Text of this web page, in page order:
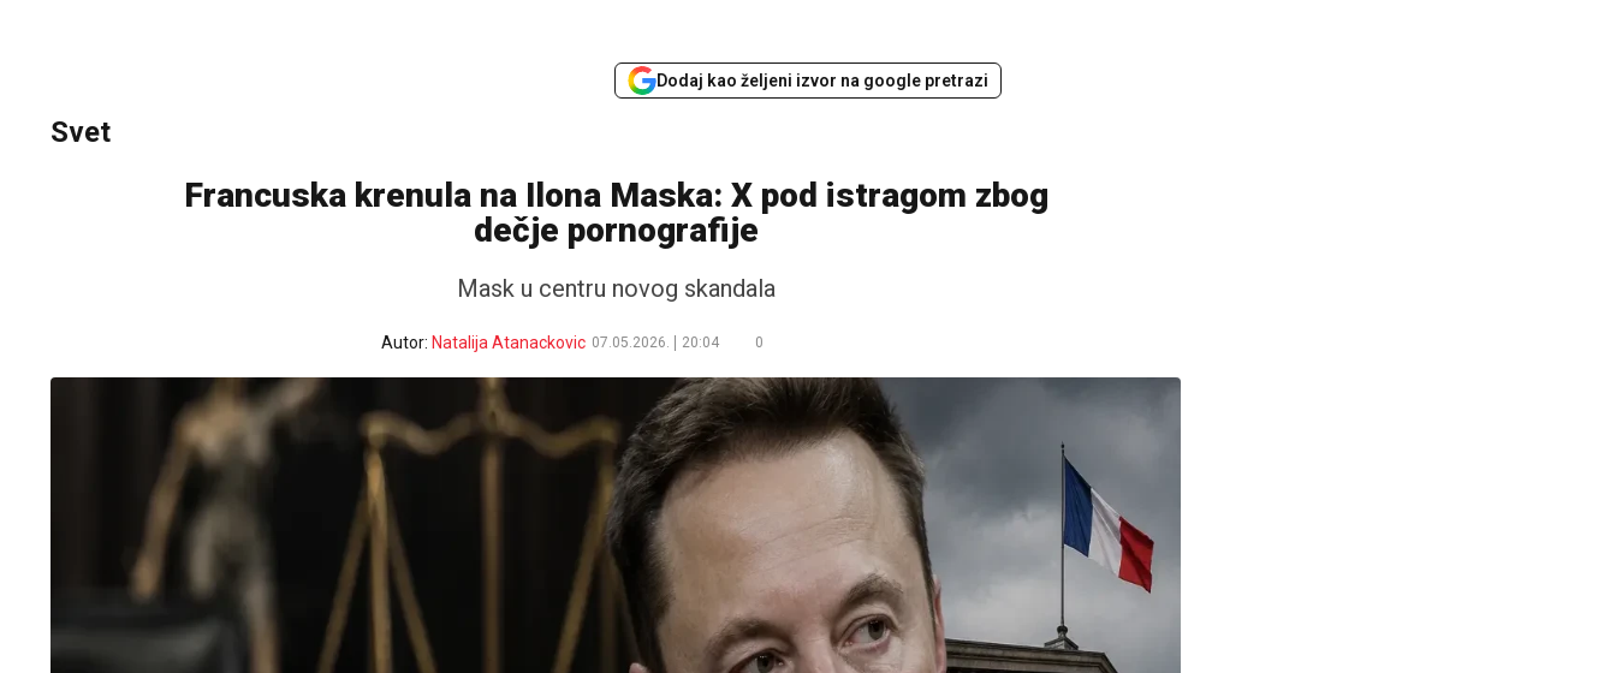
Dodaj kao željeni izvor na google pretrazi
Svet
Francuska krenula na Ilona Maska: X pod istragom zbog
dečje pornografije
Mask u centru novog skandala
Autor: Natalija Atanackovic 07.05.2026. 20:04 0